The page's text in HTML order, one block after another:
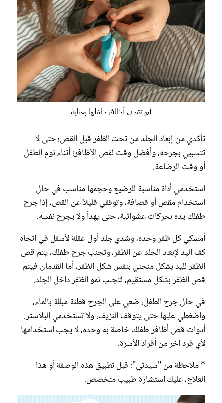
أم تقص أظافر طفلها بعناية
تأكدي من إبعاد الجلد من تحت الظفر قبل القص؛ حتى لا
تتسببي بجرحه، وأفضل وقت لقص الأظافر؛ أثناء نوم الطفل
أو وقت الرضاعة.
استخدمي أداة مناسبة للرضيع وحجمها مناسب في حال
استخدام مقص أو قصافة، وتوقفي قليلاً عن القص، إذا جرح
طفلك يده بحركات عشوائية، حتى يهدأ ولا يجرح نفسه.
أمسكي كل ظفر وحده، وشدي جلد أول عقلة لأسفل في اتجاه
كف اليد لإبعاد الجلد عن الظفر، وتجنب جرح طفلك، يتم قص
الظفر لليد بشكل منحني بنفس شكل الظفر، أما القدمان فيتم
قص الظفر بشكل مستقيم، لتجنب نمو الظفر داخل الجلد.
في حال جرح الطفل، ضعي على الجرح قطنة مبللة بالماء،
واضغطي عليها حتى يتوقف النزيف، ولا تستخدمي البلاستر.
أدوات قص أظافر طفلك خاصة به وحده، لا يجب استخدامها
لأي فرد آخر من أفراد الأسرة.
* ملاحظة من "سيدتي": قبل تطبيق هذه الوصفة أو هذا
العلاج، عليك استشارة طبيب متخصص.